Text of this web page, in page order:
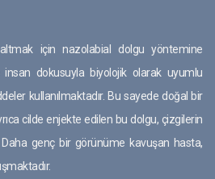
için nazolabial dolgu yöntemine
insan dokusuyla biyolojik olarak uyumlu
kullanılmaktadır. Bu sayede doğal bir
cilde enjekte edilen bu dolgu, çizgilerin
genç bir görünüme kavuşan hasta,